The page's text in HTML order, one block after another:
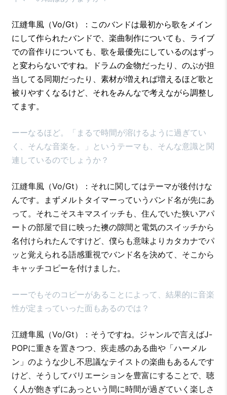
江縫隼風（Vo/Gt）：このバンドは最初から歌をメイン
にして作られたバンドで、楽曲制作についても、ライブ
での音作りについても、歌を最優先にしているのはずっ
と変わらないですね。ドラムの金物だったり、のぶが担
当してる同期だったり、素材が増えれば増えるほど歌と
被りやすくなるけど、それをみんなで考えながら調整し
てます。
ーーなるほど。「まるで時間が溶けるように過ぎてい
く、そんな音楽を。」というテーマも、そんな意識と関
連しているのでしょうか？
江縫隼風（Vo/Gt）：それに関してはテーマが後付けな
んです。まずメルトタイマーっていうバンド名が先にあ
って。それこそスキマスイッチも、住んでいた狭いアパ
ートの部屋で目に映った襖の隙間と電気のスイッチから
名付けられたんですけど、僕らも意味よりカタカナでパ
ッと覚えられる語感重視でバンド名を決めて、そこから
キャッチコピーを付けました。
ーーでもそのコピーがあることによって、結果的に音楽
性が定まっていった面もあるのでは？
江縫隼風（Vo/Gt）：そうですね。ジャンルで言えばJ-
POPに重きを置きつつ、疾走感のある曲や「ハーメル
ン」のような少し不思議なテイストの楽曲もあるんです
けど、そうしてバリエーションを豊富にすることで、聴
く人が飽きずにあっという間に時間が過ぎていく楽しさ